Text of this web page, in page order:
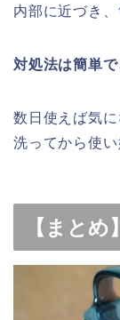
内部に近づき
対処法は簡単
数日使えば気
洗ってから使い
【まと